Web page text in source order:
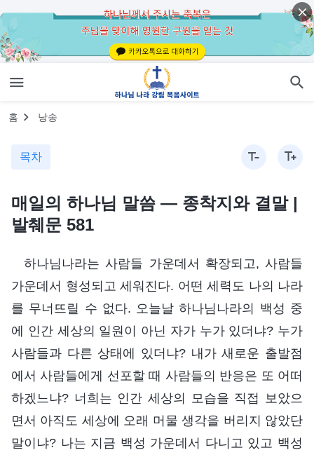
홈 낭송
목차
매일의 하나님 말씀 ― 종착지와 결말 |
발췌문 581
하나님나라는 사람들 가운데서 확장되고, 사람들
가운데서 형성되고 세워진다. 어떤 세력도 나의 나라
를 무너뜨릴 수 없다. 오늘날 하나님나라의 백성 중
에 인간 세상의 일원이 아닌 자가 누가 있더냐? 누가
사람들과 다른 상태에 있더냐? 내가 새로운 출발점
에서 사람들에게 선포할 때 사람들의 반응은 또 어떠
하겠느냐? 너희는 인간 세상의 모습을 직접 보았으
면서 아직도 세상에 오래 머물 생각을 버리지 않았단
말이냐? 나는 지금 백성 가운데서 다니고 있고 백성